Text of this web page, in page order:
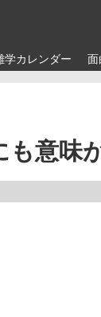
学カレンダー 面
も意味